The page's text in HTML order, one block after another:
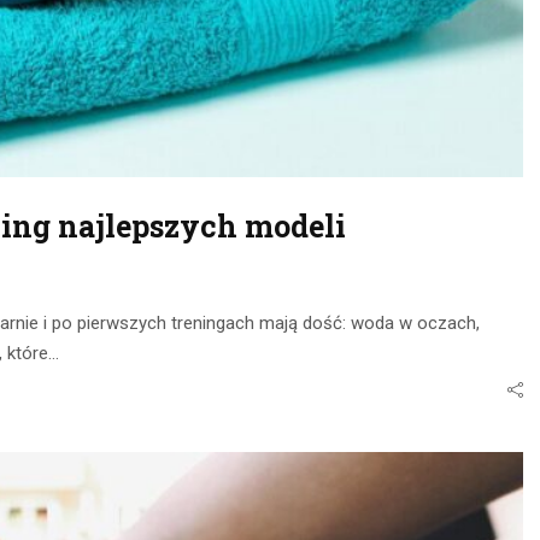
najlepszych modeli
i po pierwszych treningach mają dość: woda w oczach,